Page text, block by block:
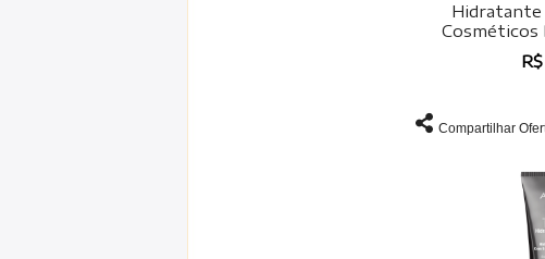
Hidratante
Cosméticos
Compartilhar